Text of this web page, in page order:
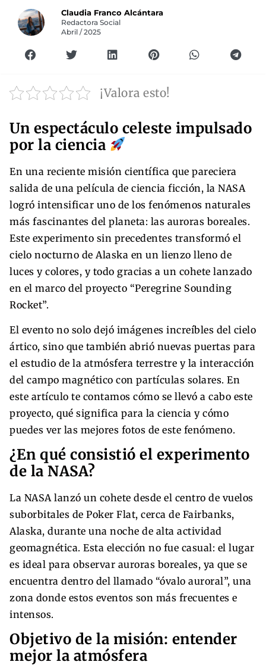
Claudia Franco Alcántara
Redactora Social
Abril / 2025
¡Valora esto!
Un espectáculo celeste impulsado
por la ciencia
En una reciente misión científica que pareciera
salida de una película de ciencia ficción, la NASA
logró intensificar uno de los fenómenos naturales
más fascinantes del planeta: las auroras boreales.
Este experimento sin precedentes transformó el
cielo nocturno de Alaska en un lienzo lleno de
luces y colores, y todo gracias a un cohete lanzado
en el marco del proyecto “Peregrine Sounding
Rocket”.
El evento no solo dejó imágenes increíbles del cielo
ártico, sino que también abrió nuevas puertas para
el estudio de la atmósfera terrestre y la interacción
del campo magnético con partículas solares. En
este artículo te contamos cómo se llevó a cabo este
proyecto, qué significa para la ciencia y cómo
puedes ver las mejores fotos de este fenómeno.
¿En qué consistió el experimento
de la NASA?
La NASA lanzó un cohete desde el centro de vuelos
suborbitales de Poker Flat, cerca de Fairbanks,
Alaska, durante una noche de alta actividad
geomagnética. Esta elección no fue casual: el lugar
es ideal para observar auroras boreales, ya que se
encuentra dentro del llamado “óvalo auroral”, una
zona donde estos eventos son más frecuentes e
intensos.
Objetivo de la misión: entender
mejor la atmósfera